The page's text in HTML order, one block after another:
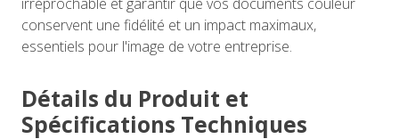
conservent une fidélité et un impact maximaux,
essentiels pour l'image de votre entreprise.
Détails du Produit et
Spécifications Techniques